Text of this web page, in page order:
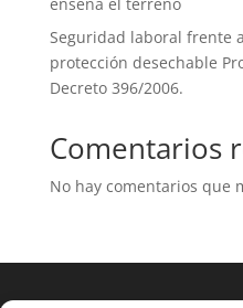
Seguridad laboral frente
protección desechable
Decreto 396/2006.
Comentarios
No hay comentarios que